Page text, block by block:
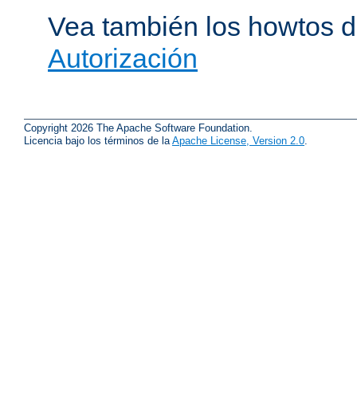
Vea también los howtos
Autorización
Copyright 2026 The Apache Software Foundation.
Licencia bajo los términos de la Apache License, Version 2.0